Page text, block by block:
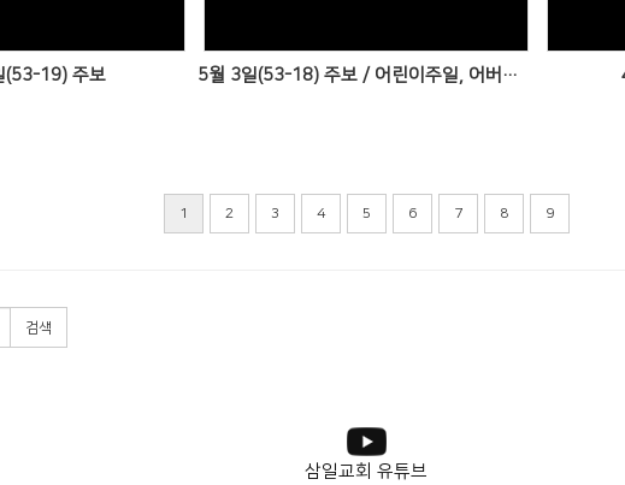
(53-19) 주보 5월 3일(53-18) 주보 / 어린이주일, 어버이주일
1 2 3 4 5 6 7 8 9
검색
삼일교회 유튜브